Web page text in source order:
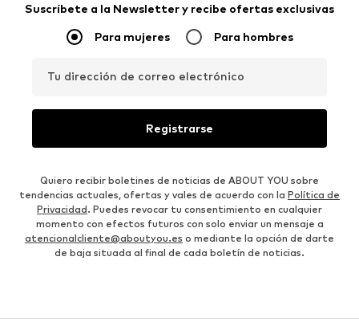
Suscríbete a la Newsletter y recibe ofertas exclusivas
Para mujeres Para hombres
Tu dirección de correo electrónico
Registrarse
Quiero recibir boletines de noticias de ABOUT YOU sobre
tendencias actuales, ofertas y vales de acuerdo con la Política de
Privacidad. Puedes revocar tu consentimiento en cualquier
momento con efectos futuros con solo enviar un mensaje a
atencionalcliente@aboutyou.es o mediante la opción de darte
de baja situada al final de cada boletín de noticias.